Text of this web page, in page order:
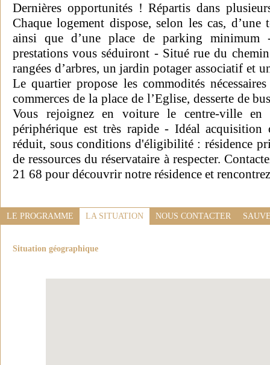
Dernières opportunités ! Répartis dans
Chaque logement dispose, selon les cas,
ainsi que d’une place de parking minimum
prestations vous séduiront - Situé rue du
rangées d’arbres, un jardin potager associatif et
Le quartier propose les commodités
commerces de la place de l’Eglise, desserte de
Vous rejoignez en voiture le centre-ville
périphérique est très rapide - Idéal
réduit, sous conditions d'éligibilité : résidence
de ressources du réservataire à respecter.
21 68 pour découvrir notre résidence et
LE PROGRAMME LA SITUATION NOUS CONTACTER
Situation géographique